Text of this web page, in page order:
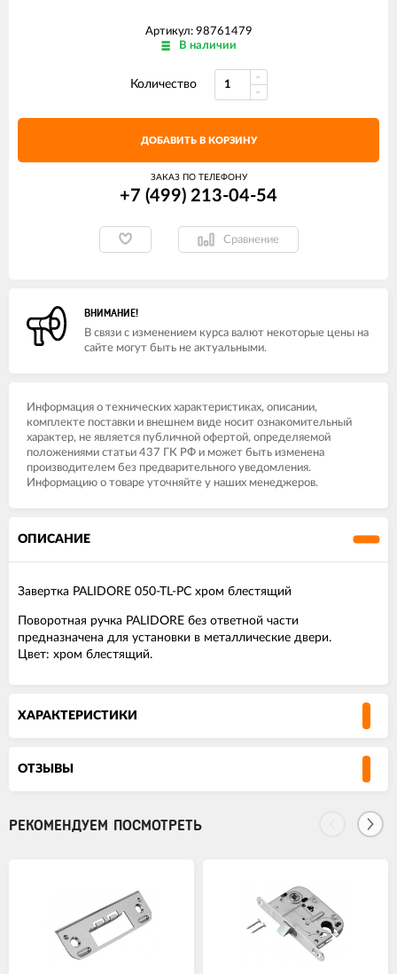
Артикул: 98761479
В наличии
Количество
ДОБАВИТЬ В КОРЗИНУ
ЗАКАЗ ПО ТЕЛЕФОНУ
+7 (499) 213-04-54​
Сравнение
ВНИМАНИЕ!
В связи с изменением курса валют некоторые цены на
сайте могут быть не актуальными.
Информация о технических характеристиках, описании,
комплекте поставки и внешнем виде носит ознакомительный
характер, не является публичной офертой, определяемой
положениями статьи 437 ГК РФ и может быть изменена
производителем без предварительного уведомления.
Информацию о товаре уточняйте у наших менеджеров.
ОПИСАНИЕ
Завертка PALIDORE 050-TL-PC хром блестящий
Поворотная ручка PALIDORE без ответной части
предназначена для установки в металлические двери.
Цвет: хром блестящий.
ХАРАКТЕРИСТИКИ
ОТЗЫВЫ
РЕКОМЕНДУЕМ ПОСМОТРЕТЬ